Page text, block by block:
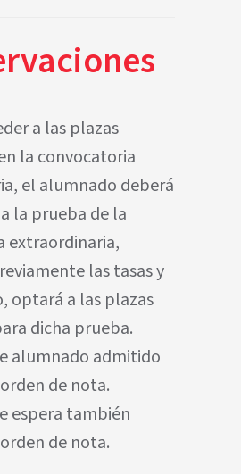
a las plazas
la convocatoria
el alumnado deberá
la prueba de la
extraordinaria,
las tasas y
optará a las plazas
dicha prueba.
alumnado admitido
de nota.
espera también
de nota.